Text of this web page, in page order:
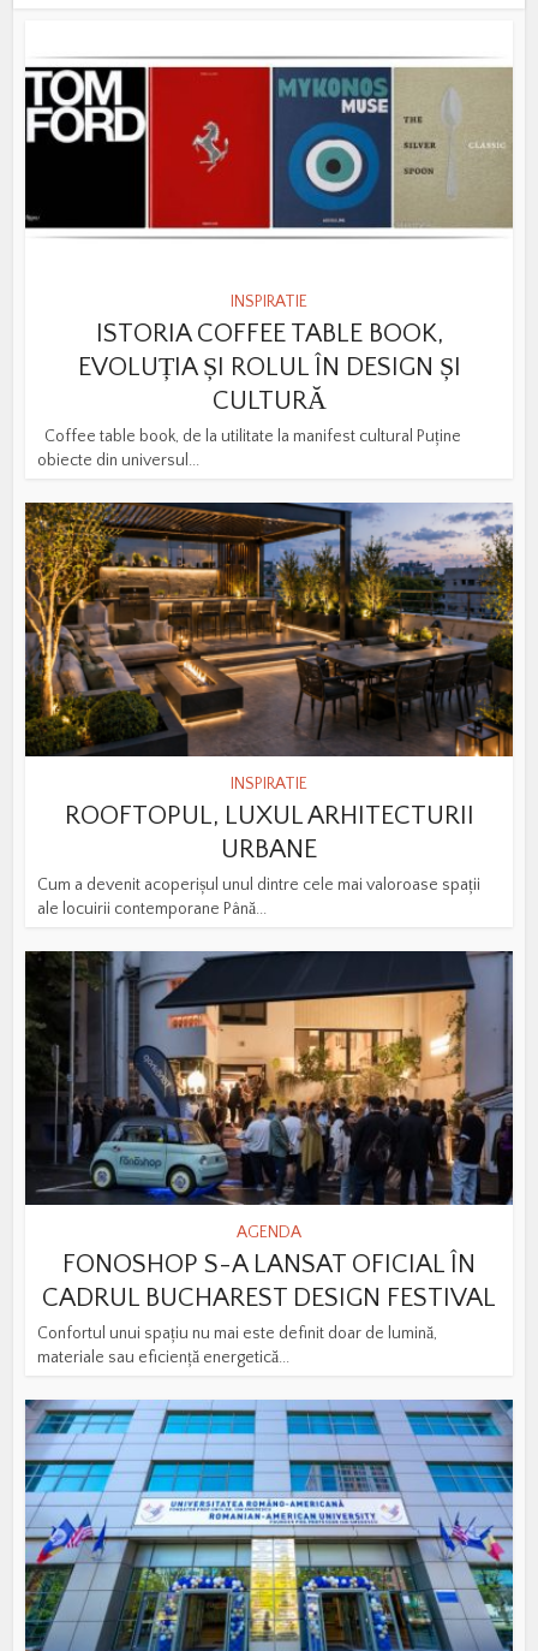
INSPIRATIE
ISTORIA COFFEE TABLE BOOK,
EVOLUȚIA ȘI ROLUL ÎN DESIGN ȘI
CULTURĂ
Coffee table book, de la utilitate la manifest cultural Puține
obiecte din universul...
INSPIRATIE
ROOFTOPUL, LUXUL ARHITECTURII
URBANE
Cum a devenit acoperișul unul dintre cele mai valoroase spații
ale locuirii contemporane Până...
AGENDA
FONOSHOP S-A LANSAT OFICIAL ÎN
CADRUL BUCHAREST DESIGN FESTIVAL
Confortul unui spațiu nu mai este definit doar de lumină,
materiale sau eficiență energetică...